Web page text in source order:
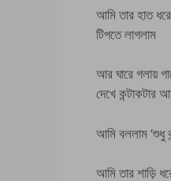
আমি তার হাত
টিপতে লাগলাম
আর ঘারে গলায়
দেখে কন্টাকটার
আমি বললাম ‘শুধু
আমি তার শাড়ি